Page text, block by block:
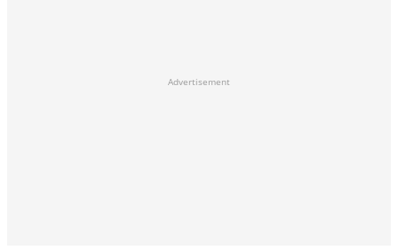
Advertisement